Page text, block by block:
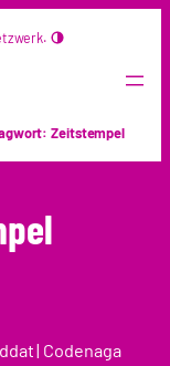
Zeitstempel
| Codenaga